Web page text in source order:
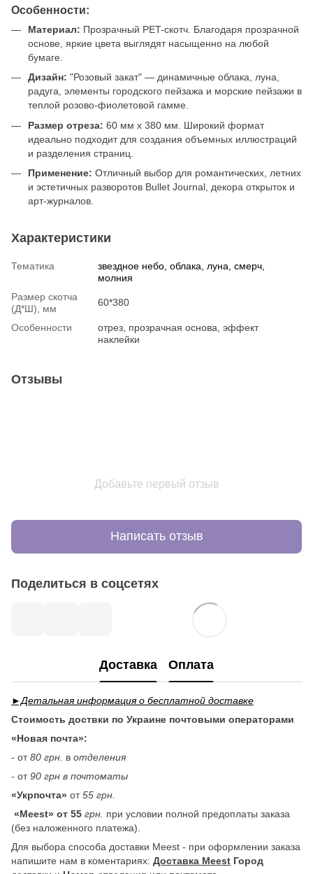
Особенности:
Материал: Прозрачный PET-скотч. Благодаря прозрачной
основе, яркие цвета выглядят насыщенно на любой
бумаге.
Дизайн: "Розовый закат" — динамичные облака, луна,
радуга, элементы городского пейзажа и морские пейзажи в
теплой розово-фиолетовой гамме.
Размер отреза: 60 мм x 380 мм. Широкий формат
идеально подходит для создания объемных иллюстраций
и разделения страниц.
Применение: Отличный выбор для романтических, летних
и эстетичных разворотов Bullet Journal, декора открыток и
арт-журналов.
Характеристики
Тематика
звездное небо, облака, луна, смерч,
молния
Размер скотча
(Д*Ш), мм
60*380
Особенности
отрез, прозрачная основа, эффект
наклейки
Отзывы
Добавьте первый отзыв
Написать отзыв
Поделиться в соцсетях
Доставка Оплата
►Детальная информация о бесплатной доставке
Стоимость доствки по Украине почтовыми операторами
«Новая почта»:
- от80 грн. в отделения
- от90 грн в почтоматы
«Укрпочта» от55 грн.
«Meest» от 55 грн. при условии полной предоплаты заказа
(без наложенного платежа).
Для выбора способа доставки Meest - при оформлении заказа
напишите нам в коментариях: Доставка Meest Город